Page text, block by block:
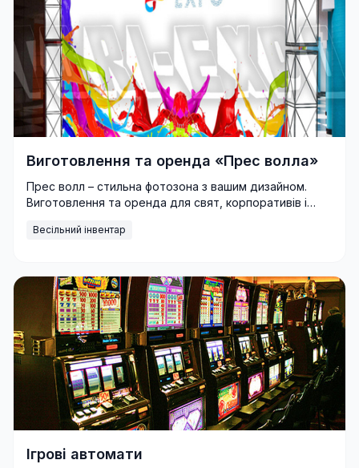
Виготовлення та оренда «Прес волла»
Прес волл – стильна фотозона з вашим дизайном.
Виготовлення та оренда для свят, корпоративів і
Весільний інвентар
Ігрові автомати